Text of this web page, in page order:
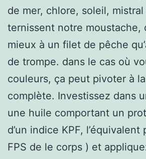
de mer, chlore, soleil,
ternissent notre moustache,
mieux à un filet de pêche
de trompe. dans le cas où
couleurs, ça peut pivoter à
complète. Investissez dans
une huile comportant un
d’un indice KPF, l’équivalent
FPS de le corps ) et